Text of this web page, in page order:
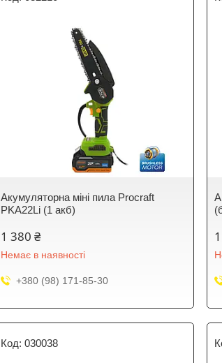
Акумуляторна міні пила Procraft
PKA22Li (1 акб)
1 380 ₴
Немає в наявності
+380 (98) 171-85-30
030038